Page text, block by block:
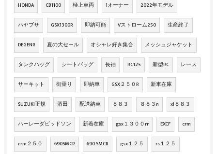
HONDA CB1100 極上車両 1オーナー 2022年モデル
ハヤブサ GSX1300R 即納可能 Vストローム250 生産終了
DEGENR 夏の大セール オシャレ好き集合 メッシュジャケット
タンクバッグ シートバッグ 長袖 RC125 新型RC レース
サーキット 街乗り 即納車 GSX２５０R 新車在庫
SUZUKI正規 酒田 配送納車 ８８３ ８８３n xl８８３
ハーレーダビッドソン 新着在庫 gsx１３００rr EXCF crm
crm２５０ 690SMCR 690 SMCR gsx１２５ rs１２５